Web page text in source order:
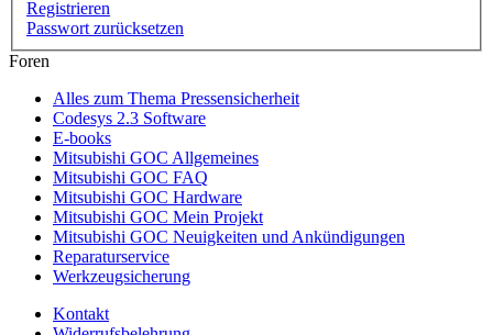
Registrieren
Passwort zurücksetzen
Foren
Alles zum Thema Pressensicherheit
Codesys 2.3 Software
E-books
Mitsubishi GOC Allgemeines
Mitsubishi GOC FAQ
Mitsubishi GOC Hardware
Mitsubishi GOC Mein Projekt
Mitsubishi GOC Neuigkeiten und Ankündigungen
Reparaturservice
Werkzeugsicherung
Kontakt